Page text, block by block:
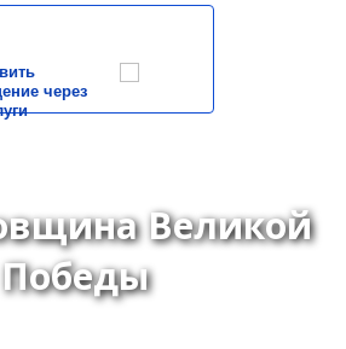
через
Великой
Победы